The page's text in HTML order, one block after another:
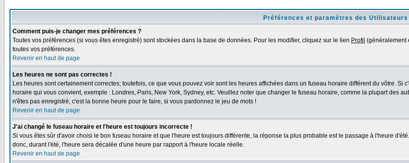
Préférences et paramètres des Utilisateurs
Comment puis-je changer mes préférences ?
Toutes vos préférences (si vous êtes enregistré) sont stockées dans la base de données. Pour les modifier, cliquez sur le lien Profil (généralement
toutes vos préférences.
Revenir en haut de page
Les heures ne sont pas correctes !
Les heures sont certainement correctes; toutefois, ce que vous pouvez voir sont les heures affichées dans un fuseau horaire différent du vôtre.
horaire qui vous convient, exemple : Londres, Paris, New York, Sydney, etc. Veuillez noter que changer le fuseau horaire, comme la plupart des
n'êtes pas enregistré, c'est la bonne heure pour le faire, si vous pardonnez le jeu de mots !
Revenir en haut de page
J'ai changé le fuseau horaire et l'heure est toujours incorrecte !
Si vous êtes sûr d'avoir choisi le bon fuseau horaire et que l'heure est toujours différente, la réponse la plus probable est le passage à l'heure
donc, durant l'été, l'heure sera décalée d'une heure par rapport à l'heure locale réelle.
Revenir en haut de page